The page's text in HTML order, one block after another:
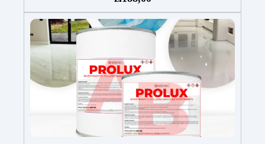
żółknięcie dzięki filtrom UV i wysokiej jakości
mechanicznej.
Niska lepkość, eliminująca
pęcherzyki powietrza i zapewniająca gładkie
wykończenie.
Bezpieczna i nietoksyczna,
wolna od BPA/VOC, certyfikowana do
długotrwałego kontaktu ze skórą.